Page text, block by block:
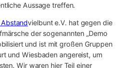
Aussage treffen.
vielbunt e.V. hat gegen die
der sogenannten „Demo
und ist mit großen Gruppen
und Wiesbaden angereist, um
Wir waren hier Teil einer